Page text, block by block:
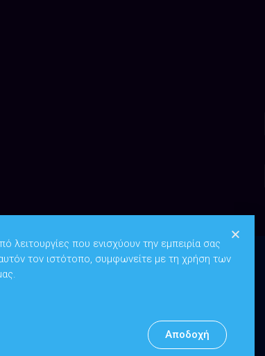
Ψηφιακής Διακυβέρνησης
λειτουργίες που ενισχύουν την εμπειρία σας
τον ιστότοπο, συμφωνείτε με τη χρήση των
Αποδοχή